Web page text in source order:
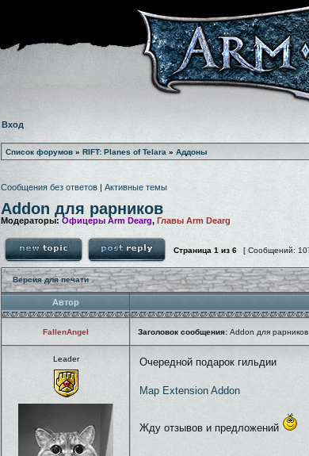
Вход
Список форумов » RIFT: Planes of Telara » Аддоны
Сообщения без ответов | Активные темы
Addon для рарников
Модераторы: Офицеры Arm Dearg, Главы Arm Dearg
Страница 1 из 6 [ Сообщений:
Версия для печати
Автор
FallenAngel Заголовок сообщения: Addon для рарников
Leader Очередной подарок гильдии
Map Extension Addon
Жду отзывов и предложений